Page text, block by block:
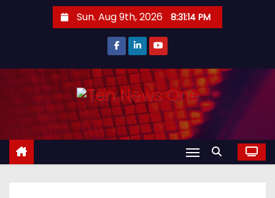
t
Sun. Aug 9th, 2026 8:31:15 PM